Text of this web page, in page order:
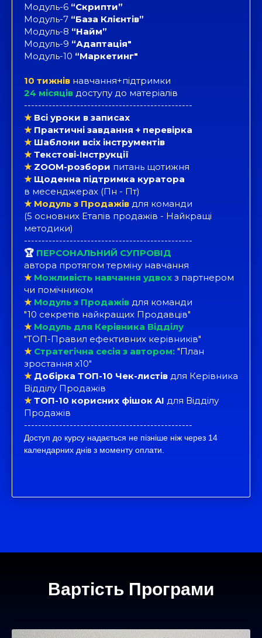
Модуль-6 “Скрипти”
Модуль-7 “База Клієнтів”
Модуль-8 “Найм”
Модуль-9 “Адаптація"
Модуль-10 “Маркетинг"
10 тижнів навчання+підтримки
24 місяців доступу до матеріалів
------------------------------------------------
★Всі уроки в записах
★Практичні завдання + перевірка
★Шаблони всіх інструментів
★Текстові-Інструкції
★ZOOM-розбори питань щотижня
★Щоденна підтримка куратора
в месенджерах (Пн - Пт)
★Модуль з Продажів для команди
(5 основних Етапів продажів - Найкращі
методики)
------------------------------------------------
🏆 ПЕРСОНАЛЬНИЙ СУПРОВІД
автора протягом терміну навчання
★ Можливість навчання удвох з партнером
чи помічником
★ Модуль з Продажів для команди
"10 секретів найкращих Продавців"
★ Модуль для Керівника Відділу
"ТОП-Правил ефективних керівників"
★ Стратегічна сесія з автором: "План
зростання х10"
★ Добірка ТОП-10 Чек-листів для Керівника
Відділу Продажів
★ ТОП-10 корисних фішок AI для Відділу
Продажів
------------------------------------------------
Доступ до курсу надається не пізніше ніж через 14
календарних днів з моменту оплати.
Вартість Програми